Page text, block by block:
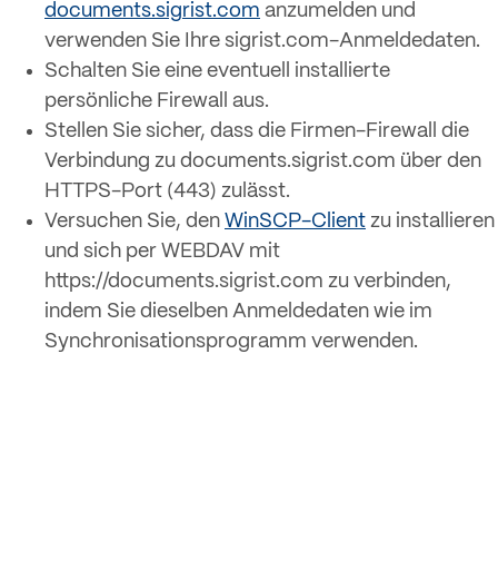
documents.sigrist.com anzumelden und
verwenden Sie Ihre sigrist.com-Anmeldedaten.
Schalten Sie eine eventuell installierte
persönliche Firewall aus.
Stellen Sie sicher, dass die Firmen-Firewall die
Verbindung zu documents.sigrist.com über den
HTTPS-Port (443) zulässt.
Versuchen Sie, den WinSCP-Client zu installieren
und sich per WEBDAV mit
https://documents.sigrist.com zu verbinden,
indem Sie dieselben Anmeldedaten wie im
Synchronisationsprogramm verwenden.